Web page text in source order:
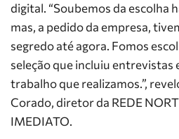
digital. “Soubemos da escolha
mas, a pedido da empresa,
segredo até agora. Fomos
seleção que incluiu entrevistas
trabalho que realizamos.”,
Corado, diretor da REDE
IMEDIATO.